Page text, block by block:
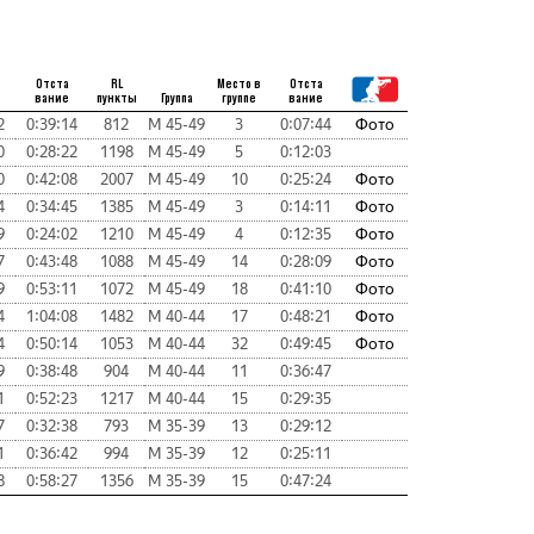
Отста
вание
RL
пункты
Группа
Место в
группе
Отста
вание
0:39:14 812 М 45-49 3 0:07:44
Фото
0:28:22 1198 М 45-49 5
0:12:03
0:42:08 2007 М 45-49 10 0:25:24
Фото
0:34:45 1385 М 45-49 3 0:14:11
Фото
0:24:02 1210 М 45-49 4 0:12:35
Фото
0:43:48 1088 М 45-49 14 0:28:09
Фото
0:53:11 1072 М 45-49 18 0:41:10
Фото
1:04:08 1482 М 40-44 17 0:48:21
Фото
0:50:14 1053 М 40-44 32 0:49:45
Фото
0:38:48 904 М 40-44 11
0:36:47
0:52:23 1217 М 40-44 15
0:29:35
0:32:38 793 М 35-39 13
0:29:12
0:36:42 994 М 35-39 12
0:25:11
0:58:27 1356 М 35-39 15 0:47:24